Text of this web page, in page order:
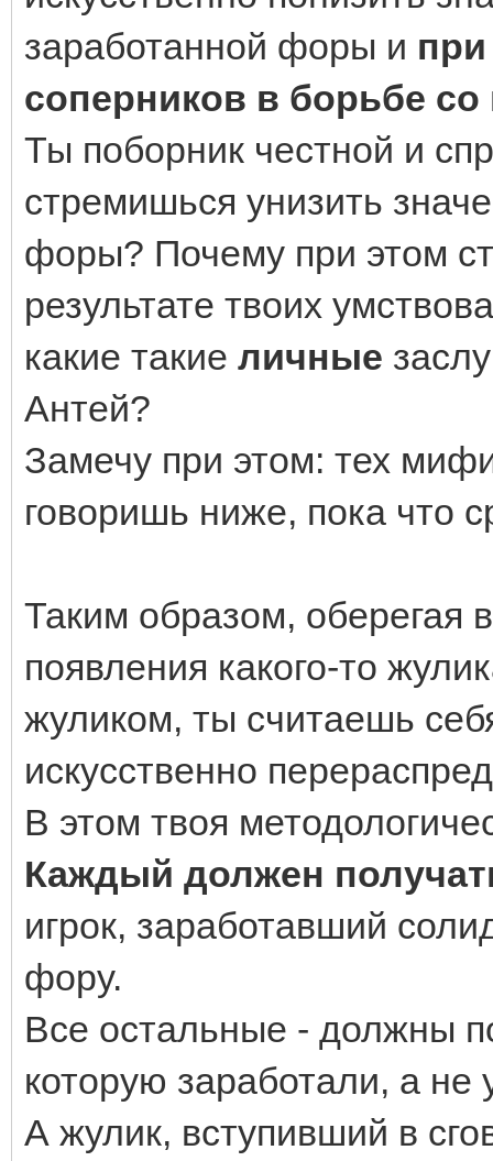
заработанной форы и
соперников в борьбе
Ты поборник честной и
стремишься унизить
форы? Почему при этом
результате твоих
какие такие личные
Антей?
Замечу при этом: тех
говоришь ниже, пока что
Таким образом, оберегая
появления какого-то
жуликом, ты считаешь
искусственно
В этом твоя
Каждый должен
игрок, заработавший
фору.
Все остальные - должны
которую заработали, а
А жулик, вступивший в